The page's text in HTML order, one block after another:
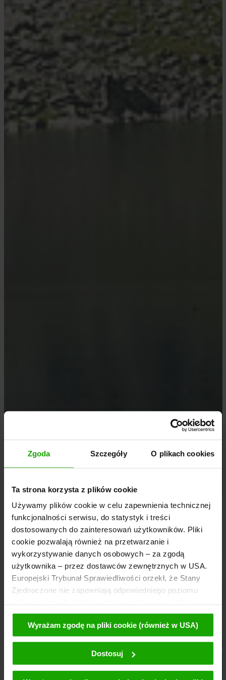
Zgoda Szczegóły O plikach cookies
Ta strona korzysta z plików cookie
Używamy plików cookie w celu zapewnienia technicznej
funkcjonalności serwisu, do statystyk i treści
dostosowanych do zainteresowań użytkowników. Pliki
cookie pozwalają również na przetwarzanie i
wykorzystywanie danych osobowych – za zgodą
użytkownika – przez dostawców zewnętrznych w USA.
Europejski Trybunał Sprawiedliwości orzekł, że Stany
Zjednoczone nie zapewniają odpowiedniego poziomu
amerykańskie mogą uzyskać dostęp do danych
użytkownika w celu kontroli i monitorowania. Podstawę
takich działań stanowią odpowiednie wymagania wobec
dostawców zewnętrznych (np. Google, Meta). Ponadto
przeciwko takim działaniom nie istnieją żadne skuteczne
Wyrażam zgodę na pliki cookie (również w USA)
Dostosuj